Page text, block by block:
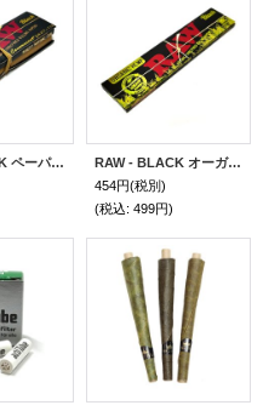
RAW - BLACK ペーパー1 1/4サイズ &フィルターチップ 76mm
RAW - BLACK オーガニックヘンプ ペーパー キングサイズ スリム 108mm
454円(税別)
(税込: 499円)